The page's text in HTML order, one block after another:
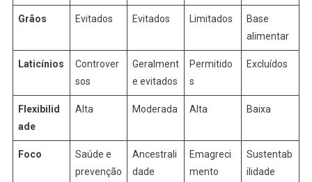
Grãos Evitados Evitados Limitados
Base
alimentar
Laticínios
Controver
sos
Geralment
e evitados
Permitido
s
Excluídos
Flexibilid
ade
Alta Moderada Alta Baixa
Foco
Saúde e
prevenção
Ancestrali
dade
Emagreci
mento
Sustentab
ilidade